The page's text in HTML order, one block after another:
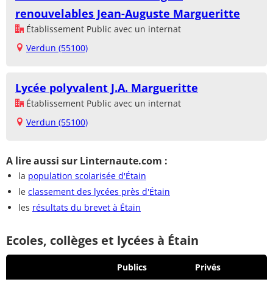
renouvelables Jean-Auguste Margueritte
Établissement Public avec un internat
Verdun (55100)
Lycée polyvalent J.A. Margueritte
Établissement Public avec un internat
Verdun (55100)
A lire aussi sur Linternaute.com :
la population scolarisée d'Étain
le classement des lycées près d'Étain
les résultats du brevet à Étain
Ecoles, collèges et lycées à Étain
Publics Privés